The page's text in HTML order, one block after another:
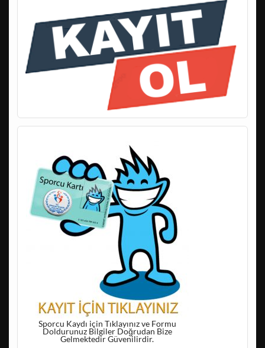
Sporcu Kaydı için Tıklayınız ve Formu
Doldurunuz Bilgiler Doğrudan Bize
Gelmektedir Güvenilirdir.